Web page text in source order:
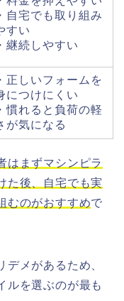
・自宅でも取り組み
すい
・継続しやすい
・正しいフォームを
につけにくい
・慣れると負荷の軽
が気になる
はまずマシンピラ
た後、自宅でも実
むのがおすすめで
デメがあるため、
ルを選ぶのが最も